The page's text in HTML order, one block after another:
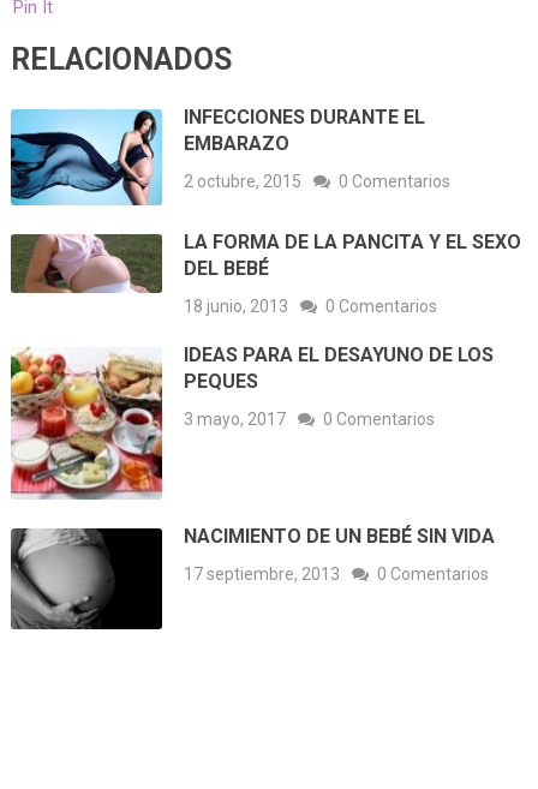
Pin It
RELACIONADOS
INFECCIONES DURANTE EL
EMBARAZO
2 octubre, 2015 0 Comentarios
LA FORMA DE LA PANCITA Y EL SEXO
DEL BEBÉ
18 junio, 2013 0 Comentarios
IDEAS PARA EL DESAYUNO DE LOS
PEQUES
3 mayo, 2017 0 Comentarios
NACIMIENTO DE UN BEBÉ SIN VIDA
17 septiembre, 2013 0 Comentarios